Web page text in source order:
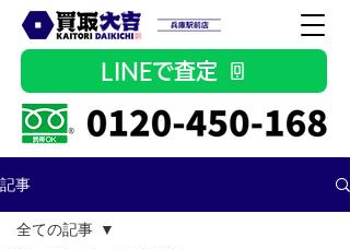
LINEで査定
記事
全ての記事